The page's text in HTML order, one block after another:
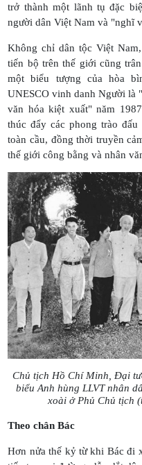
trở thành một lãnh tụ đặc
người dân Việt Nam và "nghĩ
Không chỉ dân tộc Việt
tiến bộ trên thế giới cũng
một biểu tượng của hòa
UNESCO vinh danh Người là
văn hóa kiệt xuất" năm
thúc đẩy các phong trào
toàn cầu, đồng thời truyền
thế giới công bằng và nhân
Chủ tịch Hồ Chí Minh, Đại
biểu Anh hùng LLVT nhân
xoài ở Phủ Chủ tịch
Theo chân Bác
Hơn nửa thế kỷ từ khi Bác đi